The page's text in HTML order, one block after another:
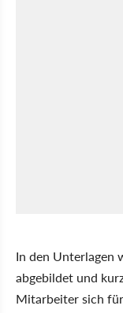
In den Unterlagen
abgebildet und
Mitarbeiter sich